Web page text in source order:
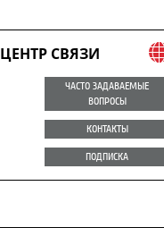
ЦЕНТР СВЯЗИ
ЧАСТО ЗАДАВАЕМЫЕ
ВОПРОСЫ
КОНТАКТЫ
ПОДПИСКА